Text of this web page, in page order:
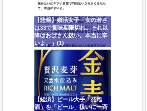
【悲報】婚活女子「女の若さ
は33で賞味期限切れ。それ以
降はおばさん扱い。本当に辛
いよ。」(1)
【経済】ビール大手「発泡
酒」を「ビール」扱いに一斉